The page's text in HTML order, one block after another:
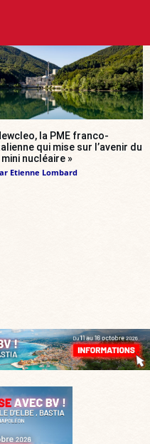
la PME franco-
qui mise sur l’avenir du
mini nucléaire »
Etienne Lombard